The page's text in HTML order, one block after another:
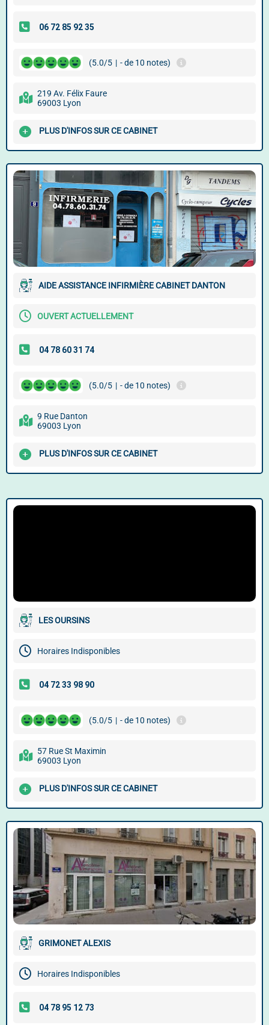
(5.0/5 | - de 10 notes)
219 Av. Félix Faure
69003 Lyon
PLUS D'INFOS SUR CE CABINET
AIDE ASSISTANCE INFIRMIÈRE CABINET DANTON
OUVERT ACTUELLEMENT
(5.0/5 | - de 10 notes)
9 Rue Danton
69003 Lyon
PLUS D'INFOS SUR CE CABINET
LES OURSINS
Horaires Indisponibles
(5.0/5 | - de 10 notes)
57 Rue St Maximin
69003 Lyon
PLUS D'INFOS SUR CE CABINET
GRIMONET ALEXIS
Horaires Indisponibles